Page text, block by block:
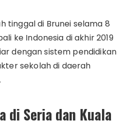
tinggal di Brunei selama 8
ke Indonesia di akhir 2019
dengan sistem pendidikan
sekolah di daerah
di Seria dan Kuala